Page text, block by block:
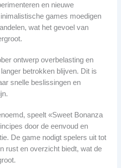
en nieuwe
games moedigen
wat het gevoel van
ontwerp overbelasting en
betrokken blijven. Dit is
snelle beslissingen en
speelt «Sweet Bonanza
door de eenvoud en
De game nodigt spelers uit tot
rust en overzicht biedt, wat de